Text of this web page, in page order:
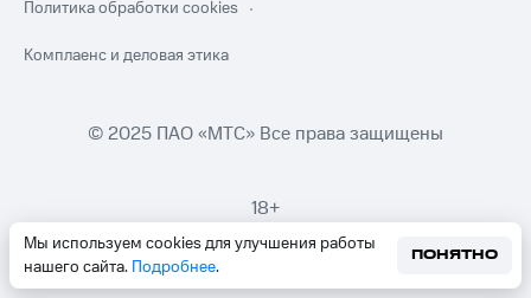
Мы используем cookies для улучшения работы
нашего сайта. Подробнее.
ПОНЯТНО
Политика обработки cookies
Комплаенс и деловая этика
© 2025 ПАО «МТС» Все права защищены
18+